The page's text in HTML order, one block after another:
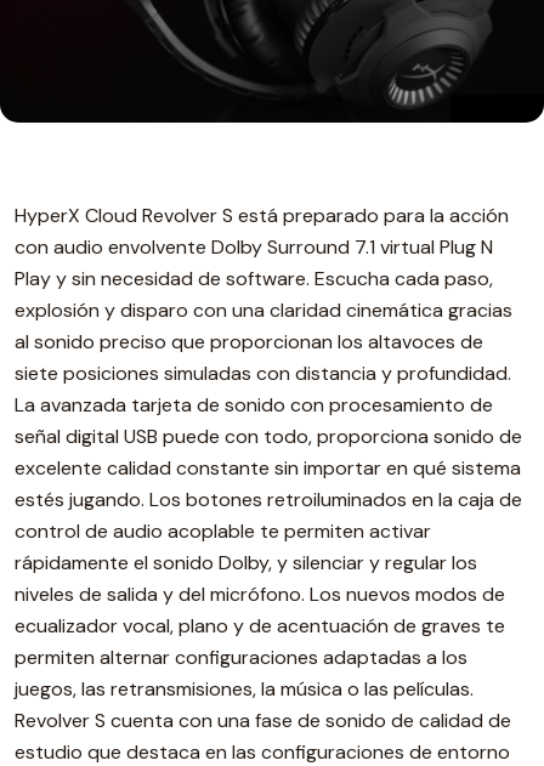
HyperX Cloud Revolver S está preparado para la acción
con audio envolvente Dolby Surround 7.1 virtual Plug N
Play y sin necesidad de software. Escucha cada paso,
explosión y disparo con una claridad cinemática gracias
al sonido preciso que proporcionan los altavoces de
siete posiciones simuladas con distancia y profundidad.
La avanzada tarjeta de sonido con procesamiento de
señal digital USB puede con todo, proporciona sonido de
excelente calidad constante sin importar en qué sistema
estés jugando. Los botones retroiluminados en la caja de
control de audio acoplable te permiten activar
rápidamente el sonido Dolby, y silenciar y regular los
niveles de salida y del micrófono. Los nuevos modos de
ecualizador vocal, plano y de acentuación de graves te
permiten alternar configuraciones adaptadas a los
juegos, las retransmisiones, la música o las películas.
Revolver S cuenta con una fase de sonido de calidad de
estudio que destaca en las configuraciones de entorno